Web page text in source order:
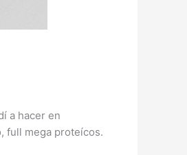
a hacer en
full mega proteícos.